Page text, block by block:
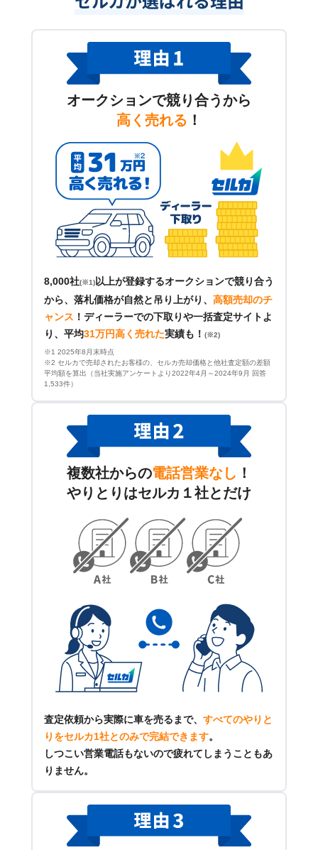
オークションで競り合うから
高く売れる ！
8,000社(※1) 以上が登録するオークションで競り合う
から、落札価格が自然と吊り上がり、 高額売却のチ
ャンス ！ ディーラーでの下取りや一括査定サイトよ
り、平均31万円高く売れた実績も！ (※2)
※1 2025年8月末時点
※2 セルカで売却されたお客様の、セルカ売却価格と他社査定額の差額
平均額を算出（当社実施アンケートより2022年4月～2024年9月 回答
1,533件）
複数社からの電話営業なし ！
やりとりはセルカ１社とだけ
査定依頼から実際に車を売るまで、 すべてのやりと
りをセルカ1社とのみで完結できます。
しつこい営業電話もないので疲れてしまうこともあ
りません。